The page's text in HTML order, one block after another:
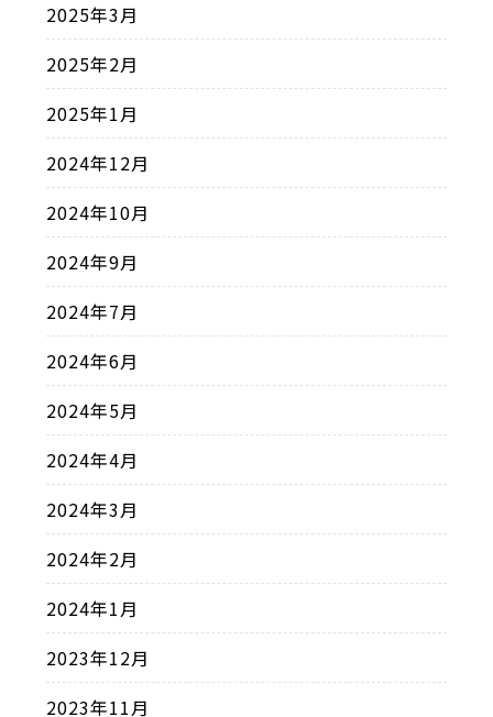
2025年3月
2025年2月
2025年1月
2024年12月
2024年10月
2024年9月
2024年7月
2024年6月
2024年5月
2024年4月
2024年3月
2024年2月
2024年1月
2023年12月
2023年11月